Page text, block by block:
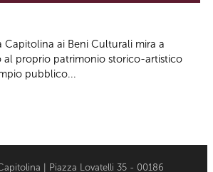
Capitolina ai Beni Culturali mira a
al proprio patrimonio storico-artistico
pubblico...
| Piazza Lovatelli 35 - 00186